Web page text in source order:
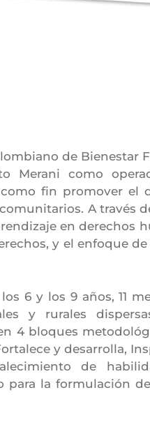
de Bienestar
Merani como
como fin promover el
A través
en derechos
y el enfoque
6 y los 9 años, 11
y rurales
4 bloques
y desarrolla,
de
para la formulación